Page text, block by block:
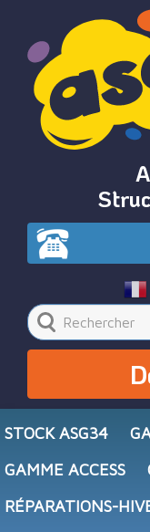
STOCK ASG34
GAMME ACCESS
RÉPARATIONS-